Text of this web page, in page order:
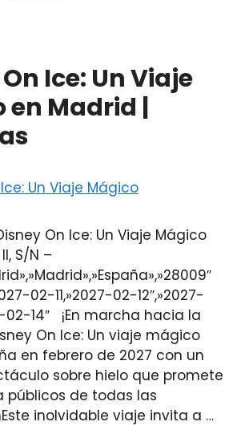
Ice: Un Viaje
en Madrid |
On Ice: Un Viaje Mágico
S/N –
02-11,»2027-02-12″,»2027-
02-14″ ¡En marcha hacia la
On Ice: Un viaje mágico
en febrero de 2027 con un
sobre hielo que promete
públicos de todas las
inolvidable viaje invita a …